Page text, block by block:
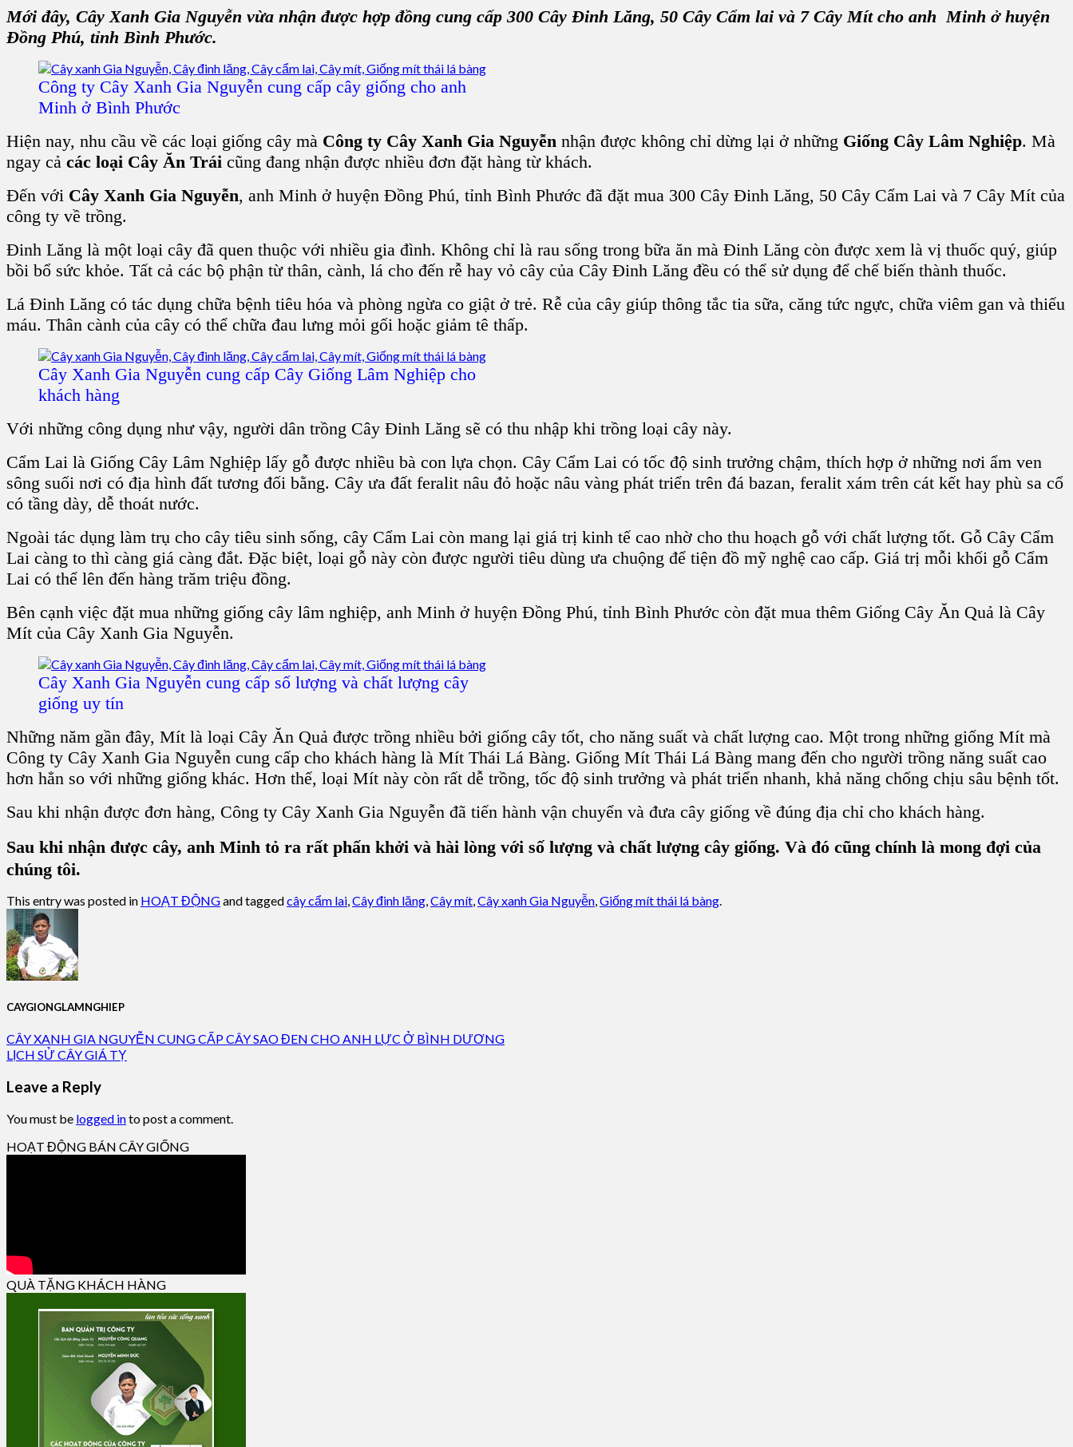
Mới đây, Cây Xanh Gia Nguyễn vừa nhận được hợp đồng cung cấp 300 Cây Đinh Lăng, 50 Cây Cẩm lai và 7 Cây Mít cho anh Minh ở huyện
Đồng Phú, tỉnh Bình Phước.
Công ty Cây Xanh Gia Nguyễn cung cấp cây giống cho anh
Minh ở Bình Phước
Hiện nay, nhu cầu về các loại giống cây mà Công ty Cây Xanh Gia Nguyễn nhận được không chỉ dừng lại ở những Giống Cây Lâm Nghiệp. Mà
ngay cả các loại Cây Ăn Trái cũng đang nhận được nhiều đơn đặt hàng từ khách.
Đến với Cây Xanh Gia Nguyễn, anh Minh ở huyện Đồng Phú, tỉnh Bình Phước đã đặt mua 300 Cây Đinh Lăng, 50 Cây Cẩm Lai và 7 Cây Mít của
công ty về trồng.
Đinh Lăng là một loại cây đã quen thuộc với nhiều gia đình. Không chỉ là rau sống trong bữa ăn mà Đinh Lăng còn được xem là vị thuốc quý, giúp
bồi bổ sức khỏe. Tất cả các bộ phận từ thân, cành, lá cho đến rễ hay vỏ cây của Cây Đinh Lăng đều có thể sử dụng để chế biến thành thuốc.
Lá Đinh Lăng có tác dụng chữa bệnh tiêu hóa và phòng ngừa co giật ở trẻ. Rễ của cây giúp thông tắc tia sữa, căng tức ngực, chữa viêm gan và thiếu
máu. Thân cành của cây có thể chữa đau lưng mỏi gối hoặc giảm tê thấp.
Cây Xanh Gia Nguyễn cung cấp Cây Giống Lâm Nghiệp cho
khách hàng
Với những công dụng như vậy, người dân trồng Cây Đinh Lăng sẽ có thu nhập khi trồng loại cây này.
Cẩm Lai là Giống Cây Lâm Nghiệp lấy gỗ được nhiều bà con lựa chọn. Cây Cẩm Lai có tốc độ sinh trưởng chậm, thích hợp ở những nơi ẩm ven
sông suối nơi có địa hình đất tương đối bằng. Cây ưa đất feralit nâu đỏ hoặc nâu vàng phát triển trên đá bazan, feralit xám trên cát kết hay phù sa cổ
có tầng dày, dễ thoát nước.
Ngoài tác dụng làm trụ cho cây tiêu sinh sống, cây Cẩm Lai còn mang lại giá trị kinh tế cao nhờ cho thu hoạch gỗ với chất lượng tốt. Gỗ Cây Cẩm
Lai càng to thì càng giá càng đắt. Đặc biệt, loại gỗ này còn được người tiêu dùng ưa chuộng để tiện đồ mỹ nghệ cao cấp. Giá trị mỗi khối gỗ Cẩm
Lai có thể lên đến hàng trăm triệu đồng.
Bên cạnh việc đặt mua những giống cây lâm nghiệp, anh Minh ở huyện Đồng Phú, tỉnh Bình Phước còn đặt mua thêm Giống Cây Ăn Quả là Cây
Mít của Cây Xanh Gia Nguyễn.
Cây Xanh Gia Nguyễn cung cấp số lượng và chất lượng cây
giống uy tín
Những năm gần đây, Mít là loại Cây Ăn Quả được trồng nhiều bởi giống cây tốt, cho năng suất và chất lượng cao. Một trong những giống Mít mà
Công ty Cây Xanh Gia Nguyễn cung cấp cho khách hàng là Mít Thái Lá Bàng. Giống Mít Thái Lá Bàng mang đến cho người trồng năng suất cao
hơn hẳn so với những giống khác. Hơn thế, loại Mít này còn rất dễ trồng, tốc độ sinh trưởng và phát triển nhanh, khả năng chống chịu sâu bệnh tốt.
Sau khi nhận được đơn hàng, Công ty Cây Xanh Gia Nguyễn đã tiến hành vận chuyển và đưa cây giống về đúng địa chỉ cho khách hàng.
Sau khi nhận được cây, anh Minh tỏ ra rất phấn khởi và hài lòng với số lượng và chất lượng cây giống. Và đó cũng chính là mong đợi của
chúng tôi.
This entry was posted in HOẠT ĐỘNGand taggedcây cẩm lai,Cây đinh lăng,Cây mít,Cây xanh Gia Nguyễn,Giống mít thái lá bàng.
CAYGIONGLAMNGHIEP
CÂY XANH GIA NGUYỄN CUNG CẤP CÂY SAO ĐEN CHO ANH LỰC Ở BÌNH DƯƠNG
LỊCH SỬ CÂY GIÁ TỴ
Leave a Reply
You must be logged into post a comment.
HOẠT ĐỘNG BÁN CÂY GIỐNG
QUÀ TẶNG KHÁCH HÀNG